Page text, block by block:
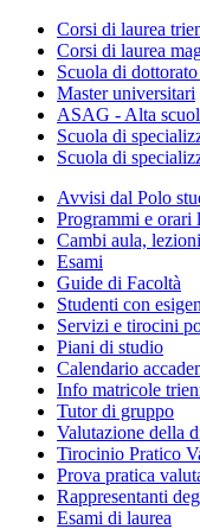
Corsi di laurea
Corsi di laurea
Scuola di
Master universitari
ASAG - Alta
Scuola di
Scuola di
Avvisi dal Polo
Programmi e orari
Cambi aula,
Esami
Guide di Facoltà
Studenti con
Servizi e tirocini
Piani di studio
Calendario
Info matricole
Tutor di gruppo
Valutazione della
Tirocinio Pratico
Prova pratica
Rappresentanti
Esami di laurea